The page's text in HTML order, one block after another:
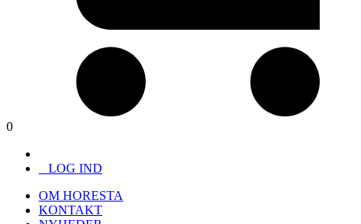
0
LOG IND
OM HORESTA
KONTAKT